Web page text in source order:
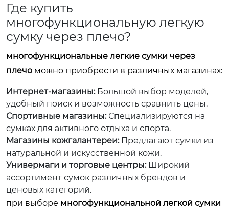
Где купить
многофункциональную легкую
сумку через плечо?
многофункциональные легкие сумки через
плечо можно приобрести в различных магазинах:
Интернет-магазины:Большой выбор моделей,
удобный поиск и возможность сравнить цены.
Спортивные магазины:Специализируются на
сумках для активного отдыха и спорта.
Магазины кожгалантереи:Предлагают сумки из
натуральной и искусственной кожи.
Универмаги и торговые центры:Широкий
ассортимент сумок различных брендов и
ценовых категорий.
при выборе многофункциональной легкой сумки